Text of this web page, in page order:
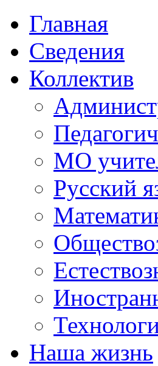
Главная
Сведения
Коллектив
МО
Русский
Наша жизнь